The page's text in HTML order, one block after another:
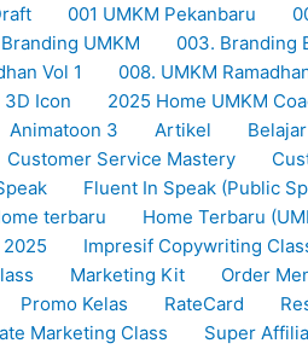
001 UMKM Pekanbaru
UMKM 003. Branding
Vol 1
008. UMKM
3D Icon
2025 Home UMKM
Animatoon 3 Artikel
Customer Service Mastery
Fluent In Speak (Public
terbaru
Home Terbaru
Impresif Copywriting
Marketing Kit Order
Promo Kelas RateCard
Marketing Class
Super